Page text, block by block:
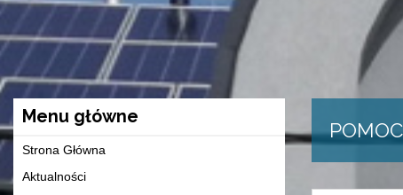
Menu główne
Strona Główna
Aktualności